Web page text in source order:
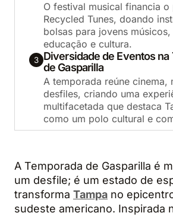
O festival musical financia o
Recycled Tunes, doando
bolsas para jovens
educação e cultura.
3 Diversidade de Eventos na
de Gasparilla
A temporada reúne cinema,
desfiles, criando uma
multifacetada que destaca
como um polo cultural e
A Temporada de Gasparilla é
um desfile; é um estado de
transforma Tampa no
sudeste americano. Inspirada